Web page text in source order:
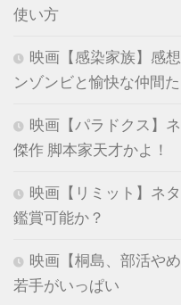
使い方
映画【感染家族】感
ンゾンビと愉快な仲間
映画【パラドクス】
傑作 脚本家天才かよ！
映画【リミット】ネ
鑑賞可能か？
映画【桐島、部活や
若手がいっぱい